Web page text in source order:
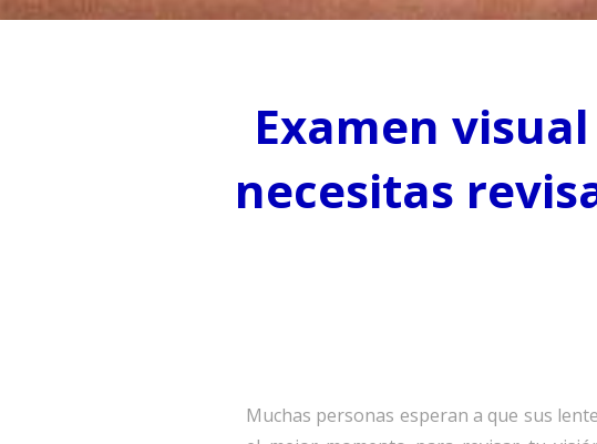
Examen
necesitas
Muchas personas esperan a que sus